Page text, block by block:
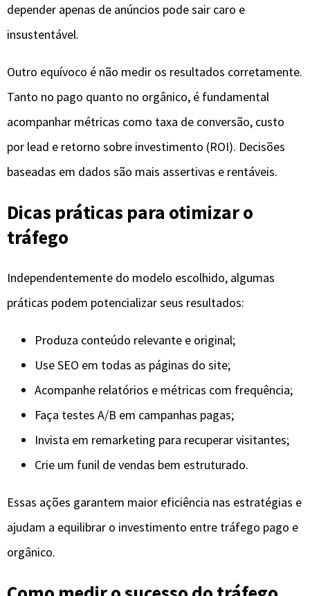
depender apenas de anúncios pode sair caro e
insustentável.
Outro equívoco é não medir os resultados corretamente.
Tanto no pago quanto no orgânico, é fundamental
acompanhar métricas como taxa de conversão, custo
por lead e retorno sobre investimento (ROI). Decisões
baseadas em dados são mais assertivas e rentáveis.
Dicas práticas para otimizar o
tráfego
Independentemente do modelo escolhido, algumas
práticas podem potencializar seus resultados:
Produza conteúdo relevante e original;
Use SEO em todas as páginas do site;
Acompanhe relatórios e métricas com frequência;
Faça testes A/B em campanhas pagas;
Invista em remarketing para recuperar visitantes;
Crie um funil de vendas bem estruturado.
Essas ações garantem maior eficiência nas estratégias e
ajudam a equilibrar o investimento entre tráfego pago e
orgânico.